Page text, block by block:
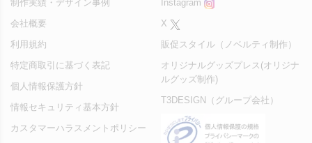
制作実績・デザイン事例
会社概要
利用規約
特定商取引に基づく表記
個人情報保護方針
情報セキュリティ基本方針
カスタマーハラスメントポリシー
Instagram
X
販促スタイル（ノベルティ制作）
オリジナルグッズプレス(オリジナ
ルグッズ制作)
T3DESIGN（グループ会社）